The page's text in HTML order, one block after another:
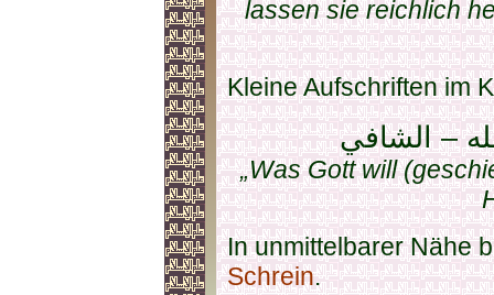
lassen sie reichlich
Kleine Aufschriften im
– الشافي
„Was Gott will
In unmittelbarer Nähe
Schrein.